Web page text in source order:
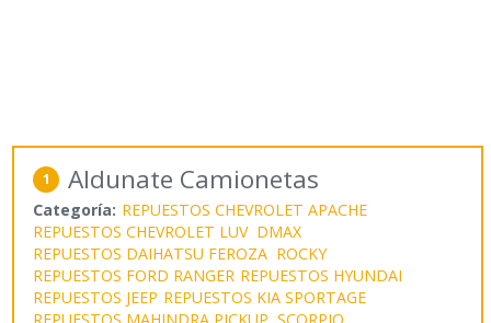
1 Aldunate Camionetas
Categoría: REPUESTOS CHEVROLET APACHE
REPUESTOS CHEVROLET LUV DMAX
REPUESTOS DAIHATSU FEROZA ROCKY
REPUESTOS FORD RANGER REPUESTOS HYUNDAI
REPUESTOS JEEP REPUESTOS KIA SPORTAGE